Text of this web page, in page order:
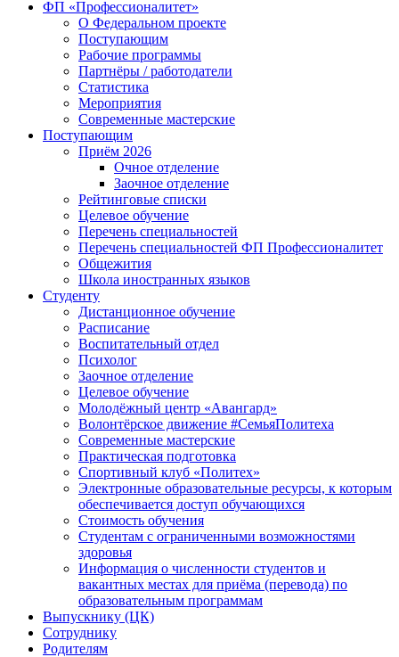
ФП «Профессионалитет»
О Федеральном проекте
Поступающим
Рабочие программы
Партнёры / работодатели
Статистика
Мероприятия
Современные мастерские
Поступающим
Приём 2026
Очное отделение
Заочное отделение
Рейтинговые списки
Целевое обучение
Перечень специальностей
Перечень специальностей ФП Профессионалитет
Общежития
Школа иностранных языков
Студенту
Дистанционное обучение
Расписание
Воспитательный отдел
Психолог
Заочное отделение
Целевое обучение
Молодёжный центр «Авангард»
Волонтёрское движение #СемьяПолитеха
Современные мастерские
Практическая подготовка
Спортивный клуб «Политех»
Электронные образовательные ресурсы, к которым
обеспечивается доступ обучающихся
Стоимость обучения
Студентам с ограниченными возможностями
здоровья
Информация о численности студентов и
вакантных местах для приёма (перевода) по
образовательным программам
Выпускнику (ЦК)
Сотруднику
Родителям